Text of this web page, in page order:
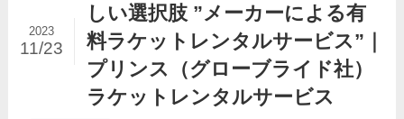
しい選択肢 ”メーカーによる有
料ラケットレンタルサービス”｜
プリンス（グローブライド社）
ラケットレンタルサービス
2023
11/23